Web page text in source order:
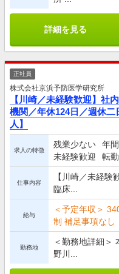
詳細を見る
正社員
株式会社京浜予防医学研究所
【川崎／未経験歓迎】社
機関／年休124日／週休
人】
求人の特徴
残業少ない 年
未経験歓迎
転
仕事内容
【川崎／未経
臨床...
給与
＜予定年収＞
制 補足事項なし
勤務地
＜勤務地詳細＞
野川...